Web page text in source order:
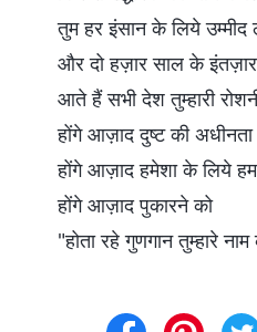
तुम हर इंसान के लिये उम्मीद
और दो हज़ार साल के
आते हैं सभी देश तुम्हारी
होंगे आज़ाद दुष्ट की
होंगे आज़ाद हमेशा के लिये
होंगे आज़ाद पुकारने को
"होता रहे गुणगान तुम्हारे